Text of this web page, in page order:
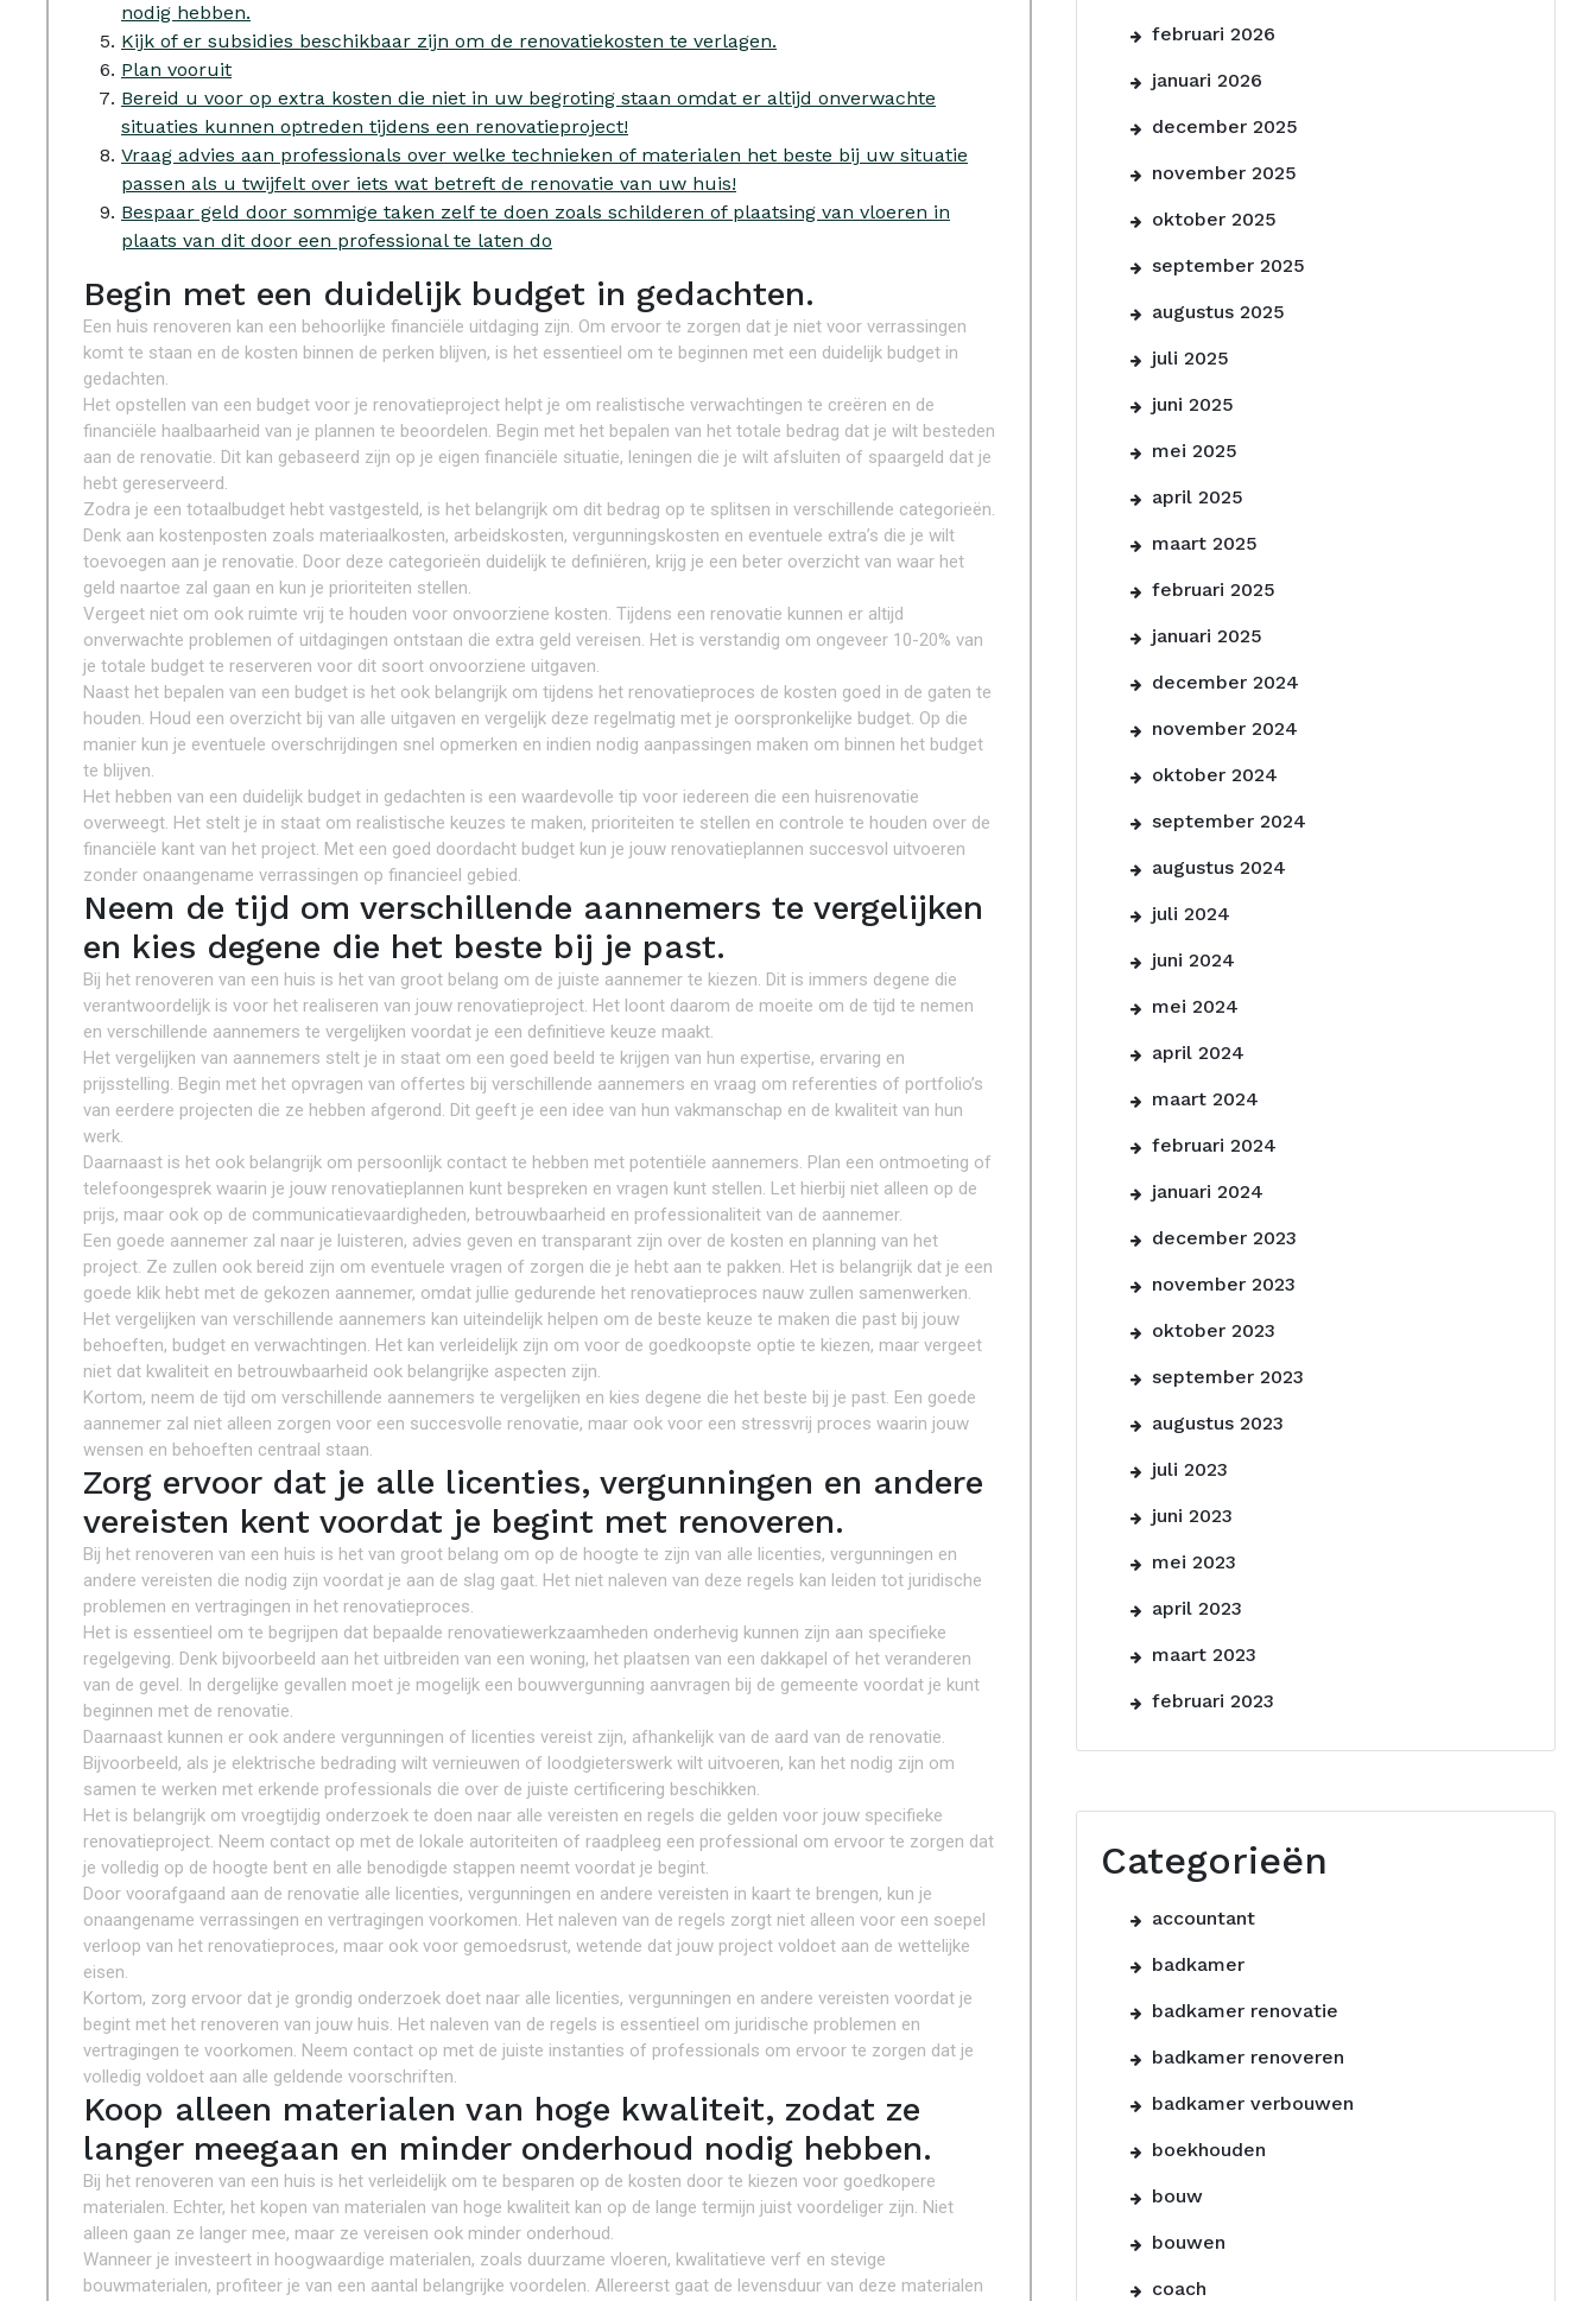
nodig hebben.
Kijk of er subsidies beschikbaar zijn om de renovatiekosten te verlagen.
Plan vooruit
Bereid u voor op extra kosten die niet in uw begroting staan ​​omdat er altijd onverwachte
situaties kunnen optreden tijdens een renovatieproject!
Vraag advies aan professionals over welke technieken of materialen het beste bij uw situatie
passen als u twijfelt over iets wat betreft de renovatie van uw huis!
Bespaar geld door sommige taken zelf te doen zoals schilderen of plaatsing van vloeren in
plaats van dit door een professional te laten do
Begin met een duidelijk budget in gedachten.
Een huis renoveren kan een behoorlijke financiële uitdaging zijn. Om ervoor te zorgen dat je niet voor verrassingen
komt te staan en de kosten binnen de perken blijven, is het essentieel om te beginnen met een duidelijk budget in
gedachten.
Het opstellen van een budget voor je renovatieproject helpt je om realistische verwachtingen te creëren en de
financiële haalbaarheid van je plannen te beoordelen. Begin met het bepalen van het totale bedrag dat je wilt besteden
aan de renovatie. Dit kan gebaseerd zijn op je eigen financiële situatie, leningen die je wilt afsluiten of spaargeld dat je
hebt gereserveerd.
Zodra je een totaalbudget hebt vastgesteld, is het belangrijk om dit bedrag op te splitsen in verschillende categorieën.
Denk aan kostenposten zoals materiaalkosten, arbeidskosten, vergunningskosten en eventuele extra’s die je wilt
toevoegen aan je renovatie. Door deze categorieën duidelijk te definiëren, krijg je een beter overzicht van waar het
geld naartoe zal gaan en kun je prioriteiten stellen.
Vergeet niet om ook ruimte vrij te houden voor onvoorziene kosten. Tijdens een renovatie kunnen er altijd
onverwachte problemen of uitdagingen ontstaan die extra geld vereisen. Het is verstandig om ongeveer 10-20% van
je totale budget te reserveren voor dit soort onvoorziene uitgaven.
Naast het bepalen van een budget is het ook belangrijk om tijdens het renovatieproces de kosten goed in de gaten te
houden. Houd een overzicht bij van alle uitgaven en vergelijk deze regelmatig met je oorspronkelijke budget. Op die
manier kun je eventuele overschrijdingen snel opmerken en indien nodig aanpassingen maken om binnen het budget
te blijven.
Het hebben van een duidelijk budget in gedachten is een waardevolle tip voor iedereen die een huisrenovatie
overweegt. Het stelt je in staat om realistische keuzes te maken, prioriteiten te stellen en controle te houden over de
financiële kant van het project. Met een goed doordacht budget kun je jouw renovatieplannen succesvol uitvoeren
zonder onaangename verrassingen op financieel gebied.
Neem de tijd om verschillende aannemers te vergelijken
en kies degene die het beste bij je past.
Bij het renoveren van een huis is het van groot belang om de juiste aannemer te kiezen. Dit is immers degene die
verantwoordelijk is voor het realiseren van jouw renovatieproject. Het loont daarom de moeite om de tijd te nemen
en verschillende aannemers te vergelijken voordat je een definitieve keuze maakt.
Het vergelijken van aannemers stelt je in staat om een goed beeld te krijgen van hun expertise, ervaring en
prijsstelling. Begin met het opvragen van offertes bij verschillende aannemers en vraag om referenties of portfolio’s
van eerdere projecten die ze hebben afgerond. Dit geeft je een idee van hun vakmanschap en de kwaliteit van hun
werk.
Daarnaast is het ook belangrijk om persoonlijk contact te hebben met potentiële aannemers. Plan een ontmoeting of
telefoongesprek waarin je jouw renovatieplannen kunt bespreken en vragen kunt stellen. Let hierbij niet alleen op de
prijs, maar ook op de communicatievaardigheden, betrouwbaarheid en professionaliteit van de aannemer.
Een goede aannemer zal naar je luisteren, advies geven en transparant zijn over de kosten en planning van het
project. Ze zullen ook bereid zijn om eventuele vragen of zorgen die je hebt aan te pakken. Het is belangrijk dat je een
goede klik hebt met de gekozen aannemer, omdat jullie gedurende het renovatieproces nauw zullen samenwerken.
Het vergelijken van verschillende aannemers kan uiteindelijk helpen om de beste keuze te maken die past bij jouw
behoeften, budget en verwachtingen. Het kan verleidelijk zijn om voor de goedkoopste optie te kiezen, maar vergeet
niet dat kwaliteit en betrouwbaarheid ook belangrijke aspecten zijn.
Kortom, neem de tijd om verschillende aannemers te vergelijken en kies degene die het beste bij je past. Een goede
aannemer zal niet alleen zorgen voor een succesvolle renovatie, maar ook voor een stressvrij proces waarin jouw
wensen en behoeften centraal staan.
Zorg ervoor dat je alle licenties, vergunningen en andere
vereisten kent voordat je begint met renoveren.
Bij het renoveren van een huis is het van groot belang om op de hoogte te zijn van alle licenties, vergunningen en
andere vereisten die nodig zijn voordat je aan de slag gaat. Het niet naleven van deze regels kan leiden tot juridische
problemen en vertragingen in het renovatieproces.
Het is essentieel om te begrijpen dat bepaalde renovatiewerkzaamheden onderhevig kunnen zijn aan specifieke
regelgeving. Denk bijvoorbeeld aan het uitbreiden van een woning, het plaatsen van een dakkapel of het veranderen
van de gevel. In dergelijke gevallen moet je mogelijk een bouwvergunning aanvragen bij de gemeente voordat je kunt
beginnen met de renovatie.
Daarnaast kunnen er ook andere vergunningen of licenties vereist zijn, afhankelijk van de aard van de renovatie.
Bijvoorbeeld, als je elektrische bedrading wilt vernieuwen of loodgieterswerk wilt uitvoeren, kan het nodig zijn om
samen te werken met erkende professionals die over de juiste certificering beschikken.
Het is belangrijk om vroegtijdig onderzoek te doen naar alle vereisten en regels die gelden voor jouw specifieke
renovatieproject. Neem contact op met de lokale autoriteiten of raadpleeg een professional om ervoor te zorgen dat
je volledig op de hoogte bent en alle benodigde stappen neemt voordat je begint.
Door voorafgaand aan de renovatie alle licenties, vergunningen en andere vereisten in kaart te brengen, kun je
onaangename verrassingen en vertragingen voorkomen. Het naleven van de regels zorgt niet alleen voor een soepel
verloop van het renovatieproces, maar ook voor gemoedsrust, wetende dat jouw project voldoet aan de wettelijke
eisen.
Kortom, zorg ervoor dat je grondig onderzoek doet naar alle licenties, vergunningen en andere vereisten voordat je
begint met het renoveren van jouw huis. Het naleven van de regels is essentieel om juridische problemen en
vertragingen te voorkomen. Neem contact op met de juiste instanties of professionals om ervoor te zorgen dat je
volledig voldoet aan alle geldende voorschriften.
Koop alleen materialen van hoge kwaliteit, zodat ze
langer meegaan en minder onderhoud nodig hebben.
Bij het renoveren van een huis is het verleidelijk om te besparen op de kosten door te kiezen voor goedkopere
materialen. Echter, het kopen van materialen van hoge kwaliteit kan op de lange termijn juist voordeliger zijn. Niet
alleen gaan ze langer mee, maar ze vereisen ook minder onderhoud.
Wanneer je investeert in hoogwaardige materialen, zoals duurzame vloeren, kwalitatieve verf en stevige
bouwmaterialen, profiteer je van een aantal belangrijke voordelen. Allereerst gaat de levensduur van deze materialen
februari 2026
januari 2026
december 2025
november 2025
oktober 2025
september 2025
augustus 2025
juli 2025
juni 2025
mei 2025
april 2025
maart 2025
februari 2025
januari 2025
december 2024
november 2024
oktober 2024
september 2024
augustus 2024
juli 2024
juni 2024
mei 2024
april 2024
maart 2024
februari 2024
januari 2024
december 2023
november 2023
oktober 2023
september 2023
augustus 2023
juli 2023
juni 2023
mei 2023
april 2023
maart 2023
februari 2023
Categorieën
accountant
badkamer
badkamer renovatie
badkamer renoveren
badkamer verbouwen
boekhouden
bouw
bouwen
coach